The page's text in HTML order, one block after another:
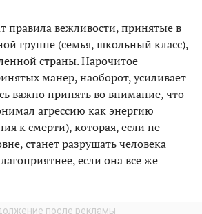
правила вежливости, принятые в
группе (семья, школьный класс),
страны. Нарочитое
манер, наоборот, усиливает
важно принять во внимание, что
агрессию как энергию
к смерти), которая, если не
станет разрушать человека
если она все же